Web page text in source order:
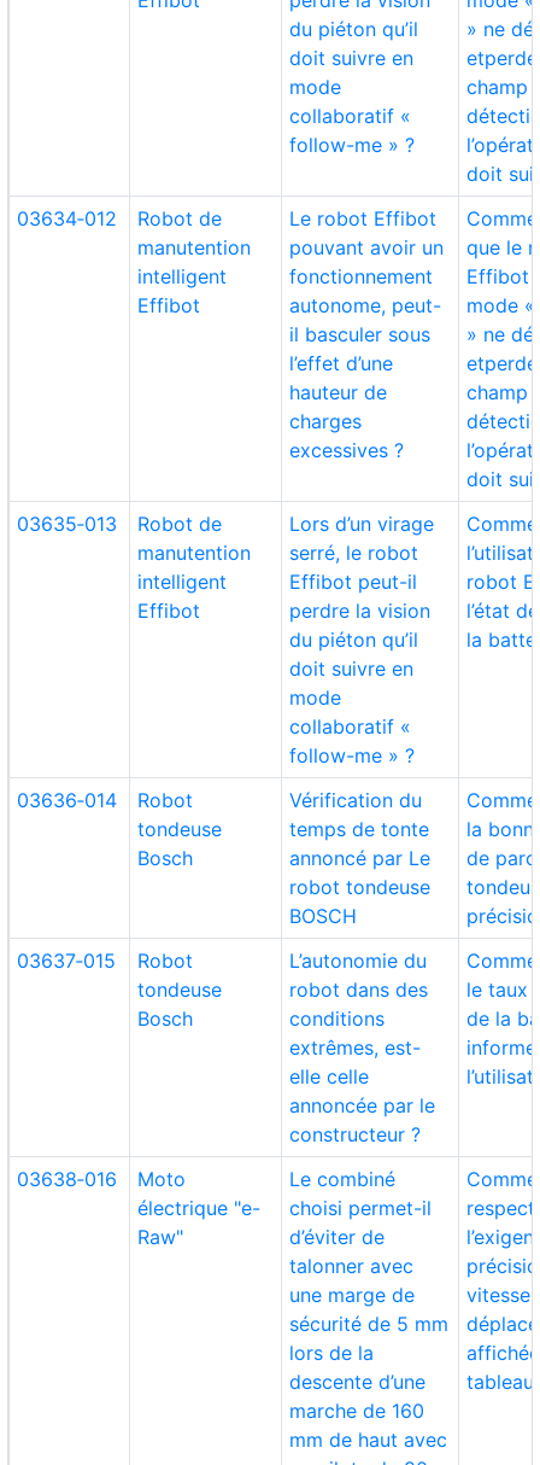
du piéton qu’il
doit suivre en
mode
collaboratif «
follow-me » ?
» ne
champ
doit
03634‑012
Robot de
manutention
intelligent
Effibot
Le robot Effibot
pouvant avoir un
fonctionnement
autonome, peut-
il basculer sous
l’effet d’une
hauteur de
charges
excessives ?
que le
Effibot
mode
» ne
champ
doit
03635‑013
Robot de
manutention
intelligent
Effibot
Lors d’un virage
serré, le robot
Effibot peut-il
perdre la vision
du piéton qu’il
doit suivre en
mode
collaboratif «
follow-me » ?
robot
l’état
la
03636‑014
Robot
tondeuse
Bosch
Vérification du
temps de tonte
annoncé par Le
robot tondeuse
BOSCH
la
de
03637‑015
Robot
tondeuse
Bosch
L’autonomie du
robot dans des
conditions
extrêmes, est-
elle celle
annoncée par le
constructeur ?
le taux
de la
03638‑016
Moto
électrique "e-
Raw"
Le combiné
choisi permet-il
d’éviter de
talonner avec
une marge de
sécurité de 5 mm
lors de la
descente d’une
marche de 160
mm de haut avec
vitesse